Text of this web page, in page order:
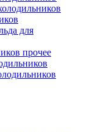
для
прочее